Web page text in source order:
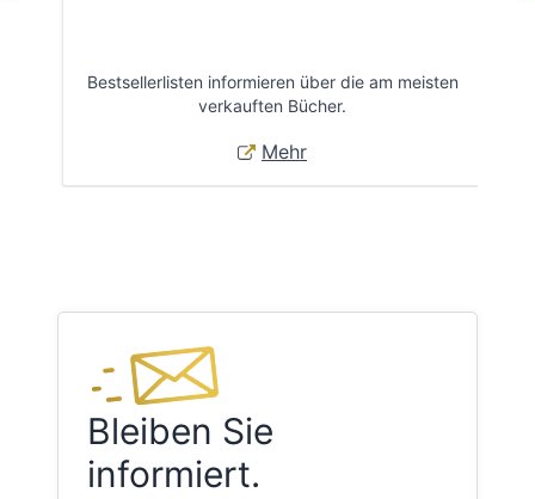
Bestsellerlisten informieren über die am meisten
verkauften Bücher.
Mehr
Bleiben Sie
informiert.